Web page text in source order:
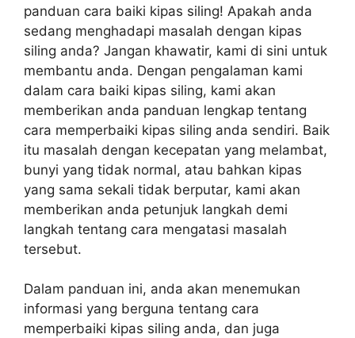
panduan cara baiki kipas siling! Apakah anda
sedang menghadapi masalah dengan kipas
siling anda? Jangan khawatir, kami di sini untuk
membantu anda. Dengan pengalaman kami
dalam cara baiki kipas siling, kami akan
memberikan anda panduan lengkap tentang
cara memperbaiki kipas siling anda sendiri. Baik
itu masalah dengan kecepatan yang melambat,
bunyi yang tidak normal, atau bahkan kipas
yang sama sekali tidak berputar, kami akan
memberikan anda petunjuk langkah demi
langkah tentang cara mengatasi masalah
tersebut.
Dalam panduan ini, anda akan menemukan
informasi yang berguna tentang cara
memperbaiki kipas siling anda, dan juga